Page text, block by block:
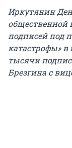
Иркутянин
общественной
подписей под
катастрофы» в
тысячи
Брезгина с